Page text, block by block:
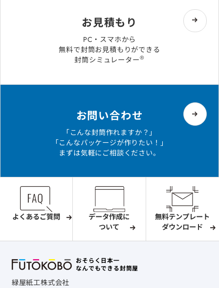
お見積もり
PC・スマホから
無料で封筒お見積もりができる
封筒シミュレーター®
お問い合わせ
「こんな封筒作れますか？」
「こんなパッケージが作りたい！」
まずは気軽にご相談ください。
よくあるご質問
データ作成に
ついて
無料テンプレート
ダウンロード
おそらく日本一
なんでもできる封筒屋
緑屋紙工株式会社